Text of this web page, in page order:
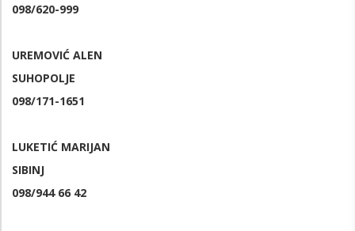
098/620-999
UREMOVIĆ ALEN
SUHOPOLJE
098/171-1651
LUKETIĆ MARIJAN
SIBINJ
098/944 66 42